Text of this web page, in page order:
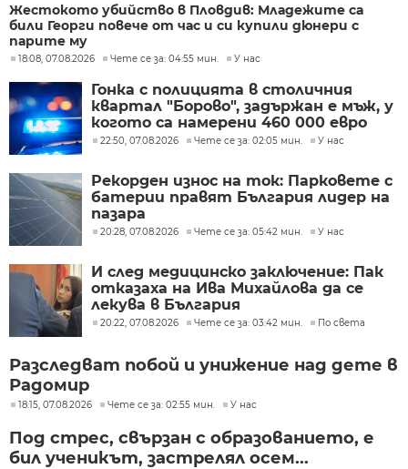
Жестокото убийство в Пловдив: Младежите са
били Георги повече от час и си купили дюнери с
парите му
18:08, 07.08.2026 Чете се за: 04:55 мин. У нас
Гонка с полицията в столичния
квартал "Борово", задържан е мъж, у
когото са намерени 460 000 евро
22:50, 07.08.2026 Чете се за: 02:05 мин. У нас
Рекорден износ на ток: Парковете с
батерии правят България лидер на
пазара
20:28, 07.08.2026 Чете се за: 05:42 мин. У нас
И след медицинско заключение: Пак
отказаха на Ива Михайлова да се
лекува в България
20:22, 07.08.2026 Чете се за: 03:42 мин. По света
Разследват побой и унижение над дете в
Радомир
18:15, 07.08.2026 Чете се за: 02:55 мин. У нас
Под стрес, свързан с образованието, е
бил ученикът, застрелял осем...